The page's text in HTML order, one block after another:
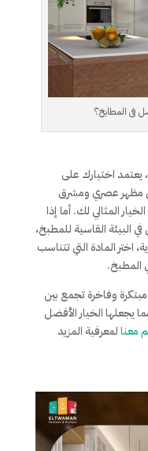
فى المطابخ؟
، يعتمد اختيارك على
مظهر عصري ومشرق
المثالي لك. أما إذا
البيئة القاسية للمطبخ،
اختر المادة التي تتناسب
المطبخ.
وفاخرة تجمع بين
يجعلها الخيار الأفضل
معنالمعرفية المزيد